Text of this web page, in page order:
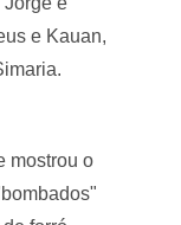
e Kauan,
mostrou o